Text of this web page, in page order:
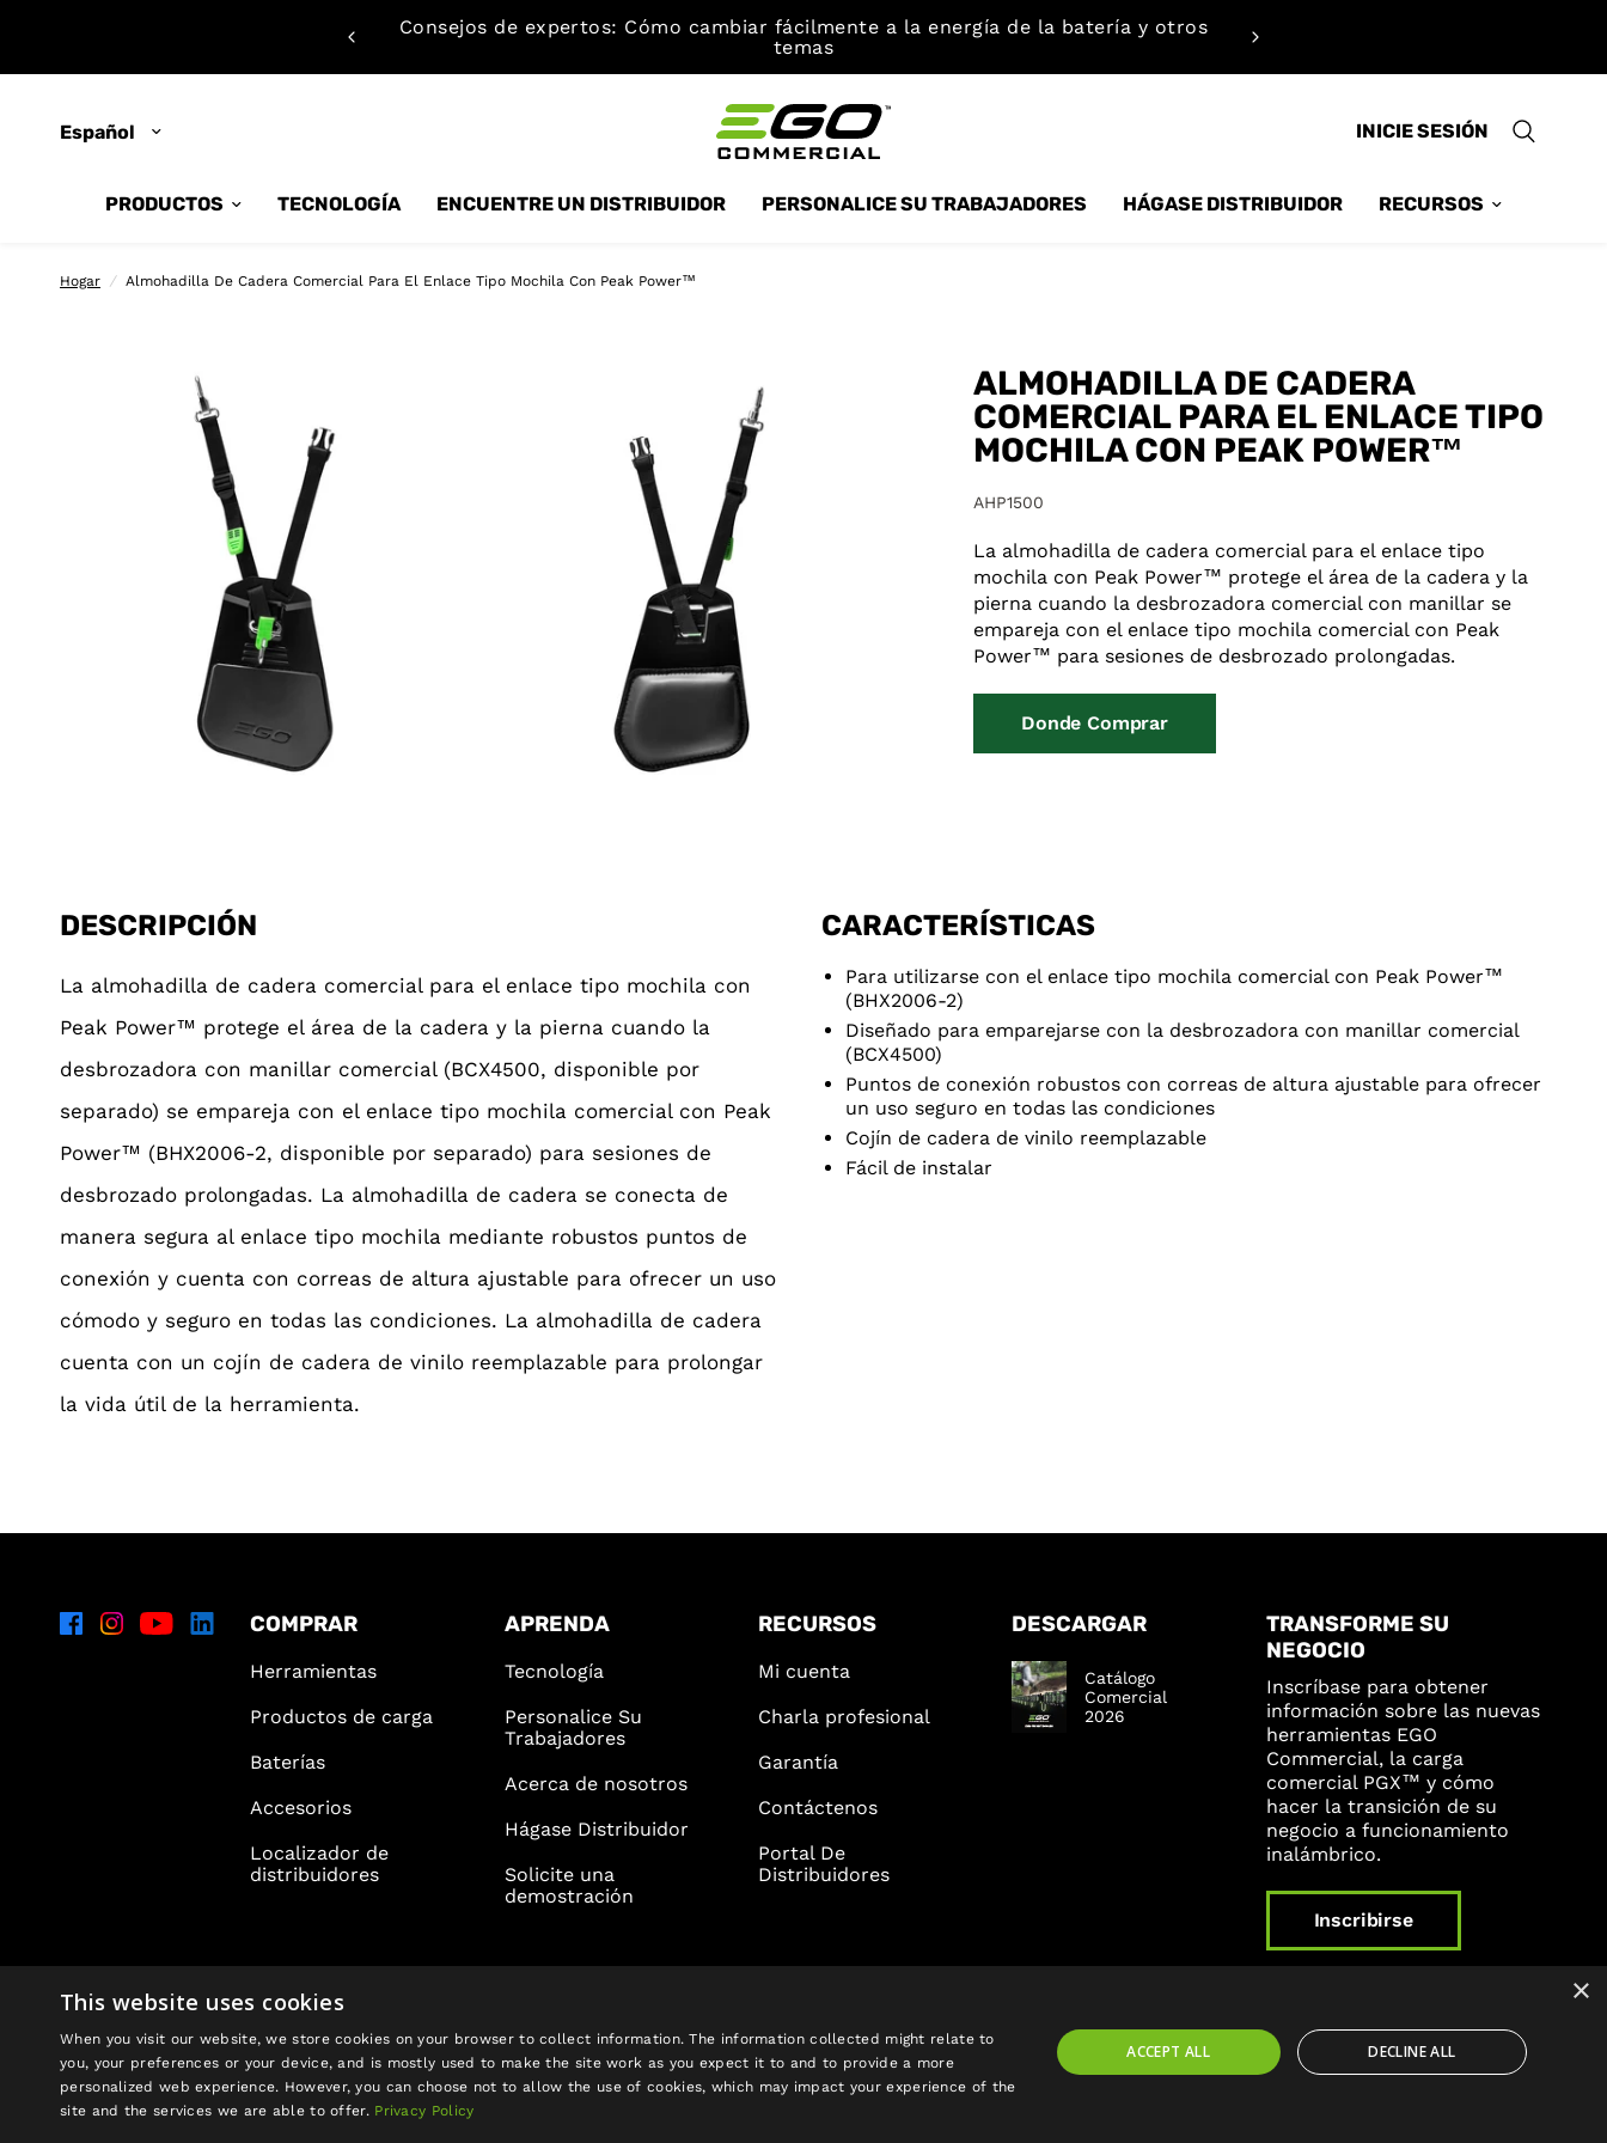
Consejos de expertos: Cómo cambiar fácilmente a la energía de la batería y otros
temas
Actualizar
país/región
INICIE SESIÓN
PRODUCTOS TECNOLOGÍA ENCUENTRE UN DISTRIBUIDOR PERSONALICE SU TRABAJADORES HÁGASE DISTRIBUIDOR RECURSOS
Hogar / Almohadilla De Cadera Comercial Para El Enlace Tipo Mochila Con Peak Power™
ALMOHADILLA DE CADERA
COMERCIAL PARA EL ENLACE TIPO
MOCHILA CON PEAK POWER™
AHP1500
La almohadilla de cadera comercial para el enlace tipo
mochila con Peak Power™ protege el área de la cadera y la
pierna cuando la desbrozadora comercial con manillar se
empareja con el enlace tipo mochila comercial con Peak
Power™ para sesiones de desbrozado prolongadas.
Donde Comprar
DESCRIPCIÓN
La almohadilla de cadera comercial para el enlace tipo mochila con
Peak Power™ protege el área de la cadera y la pierna cuando la
desbrozadora con manillar comercial (BCX4500, disponible por
separado) se empareja con el enlace tipo mochila comercial con Peak
Power™ (BHX2006-2, disponible por separado) para sesiones de
desbrozado prolongadas. La almohadilla de cadera se conecta de
manera segura al enlace tipo mochila mediante robustos puntos de
conexión y cuenta con correas de altura ajustable para ofrecer un uso
cómodo y seguro en todas las condiciones. La almohadilla de cadera
cuenta con un cojín de cadera de vinilo reemplazable para prolongar
la vida útil de la herramienta.
CARACTERÍSTICAS
Para utilizarse con el enlace tipo mochila comercial con Peak Power™
(BHX2006-2)
Diseñado para emparejarse con la desbrozadora con manillar comercial
(BCX4500)
Puntos de conexión robustos con correas de altura ajustable para ofrecer
un uso seguro en todas las condiciones
Cojín de cadera de vinilo reemplazable
Fácil de instalar
COMPRAR
Herramientas
Productos de carga
Baterías
Accesorios
Localizador de
distribuidores
APRENDA
Tecnología
Personalice Su
Trabajadores
Acerca de nosotros
Hágase Distribuidor
Solicite una
demostración
RECURSOS
Mi cuenta
Charla profesional
Garantía
Contáctenos
Portal De
Distribuidores
DESCARGAR
Catálogo
Comercial
2026
TRANSFORME SU
NEGOCIO
Inscríbase para obtener
información sobre las nuevas
herramientas EGO
Commercial, la carga
comercial PGX™ y cómo
hacer la transición de su
negocio a funcionamiento
inalámbrico.
Inscribirse
Actualizar
país/región
×
This website uses cookies
When you visit our website, we store cookies on your browser to collect information. The information collected might relate to
you, your preferences or your device, and is mostly used to make the site work as you expect it to and to provide a more
personalized web experience. However, you can choose not to allow the use of cookies, which may impact your experience of the
site and the services we are able to offer. Privacy Policy
ACCEPT ALL DECLINE ALL